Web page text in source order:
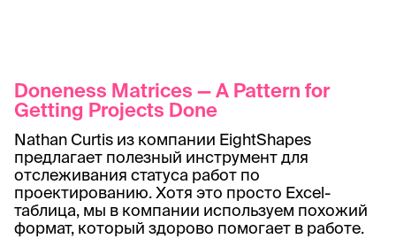
Doneness Matrices — A Pattern for
Getting Projects Done
Nathan Curtis из компании EightShapes
предлагает полезный инструмент для
отслеживания статуса работ по
проектированию. Хотя это просто Excel-
таблица, мы в компании используем похожий
формат, который здорово помогает в работе.